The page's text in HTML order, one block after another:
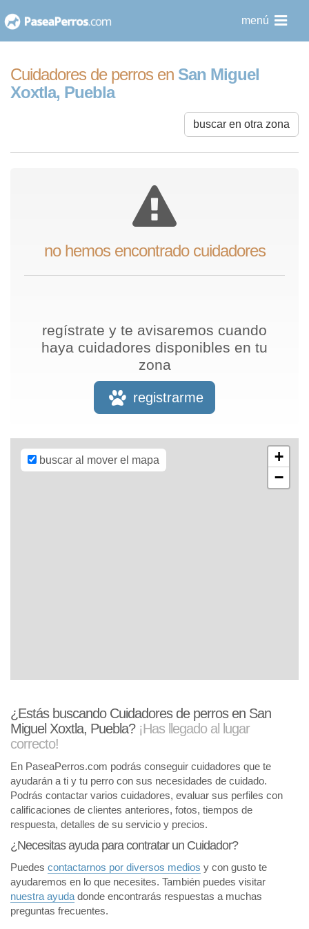
al
menú
Cuidadores de perros en San Miguel
Xoxtla, Puebla
buscar en otra zona
no hemos encontrado cuidadores
regístrate y te avisaremos cuando
haya cuidadores disponibles en tu
zona
registrarme
buscar al mover el mapa
+
−
OpenStreetMap
CC-BY-SA
¿Estás buscando Cuidadores de perros en San
Miguel Xoxtla, Puebla? ¡Has llegado al lugar
correcto!
En PaseaPerros.com podrás conseguir cuidadores que te
ayudarán a ti y tu perro con sus necesidades de cuidado.
Podrás contactar varios cuidadores, evaluar sus perfiles con
calificaciones de clientes anteriores, fotos, tiempos de
respuesta, detalles de su servicio y precios.
¿Necesitas ayuda para contratar un Cuidador?
Puedes contactarnos por diversos medios y con gusto te
ayudaremos en lo que necesites. También puedes visitar
nuestra ayuda donde encontrarás respuestas a muchas
preguntas frecuentes.